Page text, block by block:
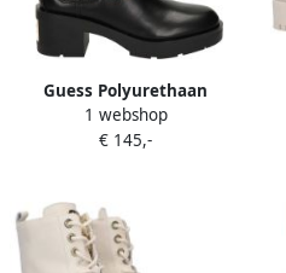
Guess Polyurethaan
enkellaarzen verfijnde stijl
Black Dames
1 webshop
€ 145,-